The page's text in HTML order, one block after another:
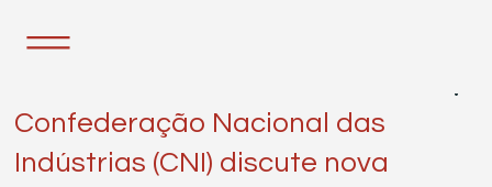
Confederação Nacional das
Indústrias (CNI) discute nova